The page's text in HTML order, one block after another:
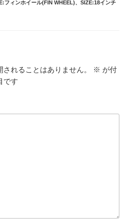
フィンホイール(FIN WHEEL)、 SIZE:18インチ
れることはありません。 ※ が付
です